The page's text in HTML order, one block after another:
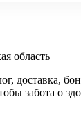
область
доставка,
забота о